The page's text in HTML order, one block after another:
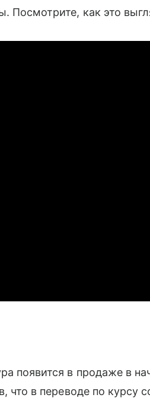
Посмотрите, как это
появится в продаже в
что в переводе по курсу